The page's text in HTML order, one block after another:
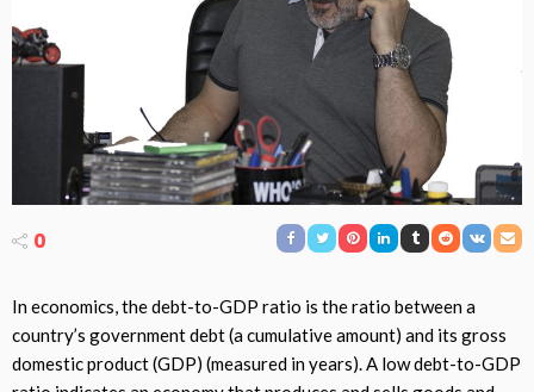
0
In economics, the debt-to-GDP ratio is the ratio between a
country’s government debt (a cumulative amount) and its gross
domestic product (GDP) (measured in years). A low debt-to-GDP